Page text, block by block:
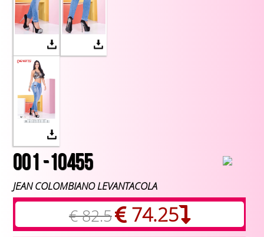
001 -10455
JEAN COLOMBIANO LEVANTACOLA
€ 82.5 74.25